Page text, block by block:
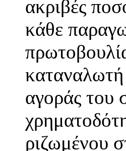
ακριβές
κάθε
καταναλωτή
αγοράς του
ριζωμένου